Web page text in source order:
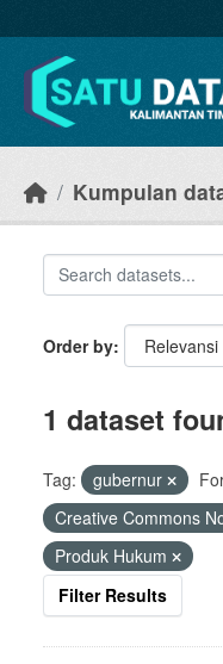
Kumpulan
Order by
1 dataset
Tag: gubernur
Creative Commons
Produk Hukum
Filter Results